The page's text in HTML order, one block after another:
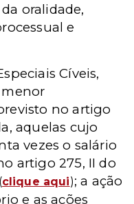
oralidade,
e
Cíveis,
menor
no artigo
aquelas cujo
vezes o salário
artigo 275, II do
(clique aqui); a ação
e as ações